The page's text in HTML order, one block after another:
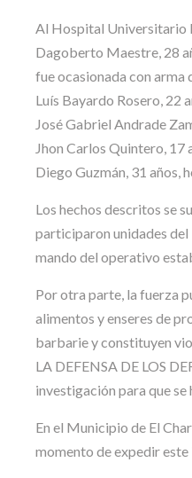
Al Hospital Universitario
Dagoberto Maestre, 28
fue ocasionada con arma
Luís Bayardo Rosero, 22
José Gabriel Andrade
Jhon Carlos Quintero, 17
Diego Guzmán, 31 años,
Los hechos descritos se
participaron unidades
mando del operativo
Por otra parte, la fuerza
alimentos y enseres de
barbarie y constituyen
LA DEFENSA DE LOS
investigación para que se
En el Municipio de El
momento de expedir